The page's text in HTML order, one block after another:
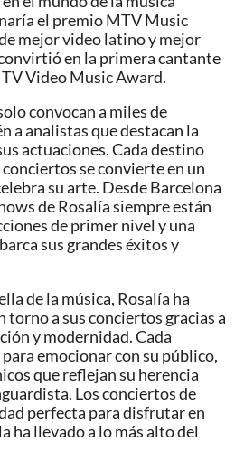
el premio MTV Music
mejor video latino y mejor
en la primera cantante
Video Music Award.
convocan a miles de
a analistas que destacan la
actuaciones. Cada destino
se convierte en un
su arte. Desde Barcelona
de Rosalía siempre están
de primer nivel y una
sus grandes éxitos y
de la música, Rosalía ha
torno a sus conciertos gracias a
y modernidad. Cada
emocionar con su público,
que reflejan su herencia
Los conciertos de
perfecta para disfrutar en
ha llevado a lo más alto del